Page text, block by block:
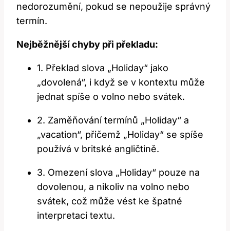
nedorozumění, pokud se nepoužije správný
termín.
Nejběžnější chyby při překladu:
1. Překlad slova „Holiday“ jako
„dovolená“, i když se v kontextu může
jednat spíše o volno nebo svátek.
2. Zaměňování termínů „Holiday“ a
„vacation“, přičemž „Holiday“ se spíše
používá v britské angličtině.
3. Omezení slova „Holiday“ pouze na
dovolenou, a nikoliv na volno nebo
svátek, což může vést ke špatné
interpretaci textu.